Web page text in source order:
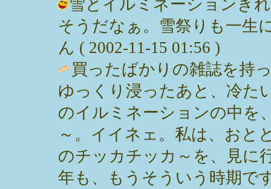
雪とイルミネーションき
そうだなぁ。雪祭りも一生
ん ( 2002-11-15 01:56 )
買ったばかりの雑誌を持
ゆっくり浸ったあと、冷た
のイルミネーションの中を
～。イイネェ。私は、おと
のチッカチッカ～を、見に
年も、もうそういう時期で